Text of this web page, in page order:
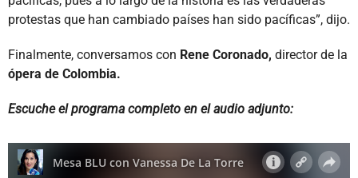
protestas que han cambiado países han sido pacíficas”, dijo.
Finalmente, conversamos con Rene Coronado, director de la
ópera de Colombia.
Escuche el programa completo en el audio adjunto: